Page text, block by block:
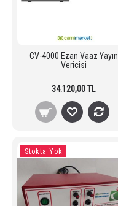
CV-4000 Ezan Vaaz Yayın
Vericisi
34.120,00 TL
Stokta Yok